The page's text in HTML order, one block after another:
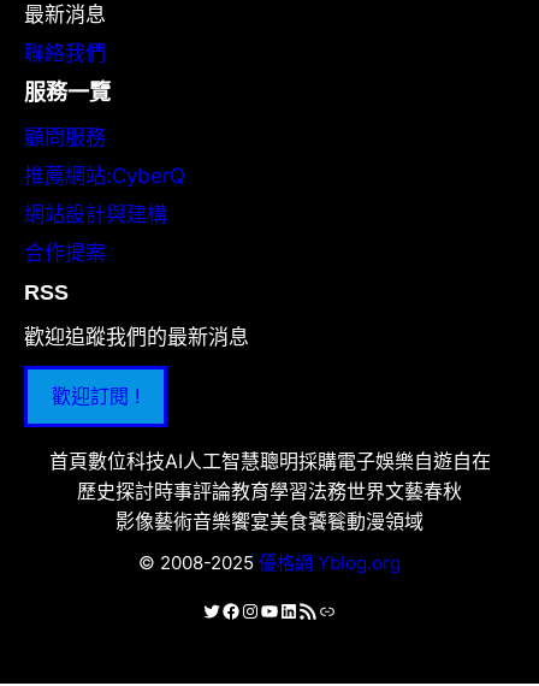
最新消息
聯絡我們
服務一覽
顧問服務
推薦網站:CyberQ
網站設計與建構
合作提案
RSS
歡迎追蹤我們的最新消息
歡迎訂閱 !
首頁數位科技AI人工智慧聰明採購電子娛樂自遊自在
歷史探討時事評論教育學習法務世界文藝春秋
影像藝術音樂饗宴美食饕餮動漫領域
© 2008-2025 優格網 Yblog.org
X Facebook
Instagram
YouTube
LinkedIn
RSS 資訊提供連結